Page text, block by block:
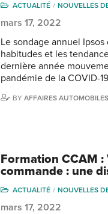
ACTUALITÉ NOUVELLES
mars 17, 2022
Le sondage annuel
habitudes et les
dernière année
pandémie de la COVID-
BYAFFAIRES AUTOMOBILES
Formation CCAM
commande : une
ACTUALITÉ NOUVELLES
mars 17, 2022